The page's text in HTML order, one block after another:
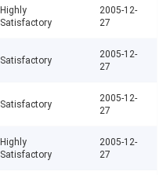
Highly
Satisfactory
2005-12-
27
Satisfactory
2005-12-
27
Satisfactory
2005-12-
27
Highly
Satisfactory
2005-12-
27